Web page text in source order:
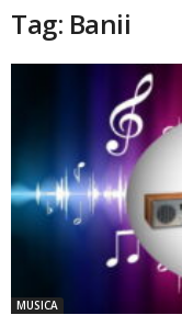
Tag: Banii
MUSICA